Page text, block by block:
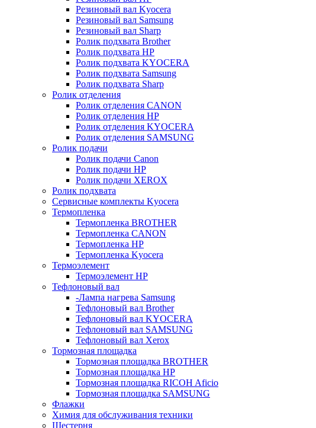
Резиновый вал Kyocera
Резиновый вал Samsung
Резиновый вал Sharp
Ролик подхвата Brother
Ролик подхвата HP
Ролик подхвата KYOCERA
Ролик подхвата Samsung
Ролик подхвата Sharp
Ролик отделения
Ролик отделения CANON
Ролик отделения HP
Ролик отделения KYOCERA
Ролик отделения SAMSUNG
Ролик подачи
Ролик подачи Canon
Ролик подачи HP
Ролик подачи XEROX
Ролик подхвата
Сервисные комплекты Kyocera
Термопленка
Термопленка BROTHER
Термопленка CANON
Термопленка HP
Термопленка Kyocera
Термоэлемент
Термоэлемент НР
Тефлоновый вал
-Лампа нагрева Samsung
Тефлоновый вал Brother
Тефлоновый вал KYOCERA
Тефлоновый вал SAMSUNG
Тефлоновый вал Xerox
Тормозная площадка
Тормозная площадка BROTHER
Тормозная площадка HP
Тормозная площадка RICOH Aficio
Тормозная площадка SAMSUNG
Флажки
Химия для обслуживания техники
Шестерня